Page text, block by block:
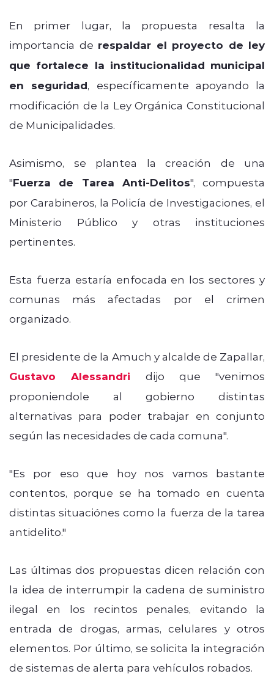
En primer lugar, la propuesta resalta la
importancia de respaldar el proyecto de ley
que fortalece la institucionalidad municipal
en seguridad, específicamente apoyando la
modificación de la Ley Orgánica Constitucional
de Municipalidades.
Asimismo, se plantea la creación de una
"Fuerza de Tarea Anti-Delitos", compuesta
por Carabineros, la Policía de Investigaciones, el
Ministerio Público y otras instituciones
pertinentes.
Esta fuerza estaría enfocada en los sectores y
comunas más afectadas por el crimen
organizado.
El presidente de la Amuch y alcalde de Zapallar,
Gustavo Alessandri dijo que "venimos
proponiendole al gobierno distintas
alternativas para poder trabajar en conjunto
según las necesidades de cada comuna".
"Es por eso que hoy nos vamos bastante
contentos, porque se ha tomado en cuenta
distintas situaci´ones como la fuerza de la tarea
antidelito."
Las últimas dos propuestas dicen relación con
la idea de interrumpir la cadena de suministro
ilegal en los recintos penales, evitando la
entrada de drogas, armas, celulares y otros
elementos. Por último, se solicita la integración
de sistemas de alerta para vehículos robados.